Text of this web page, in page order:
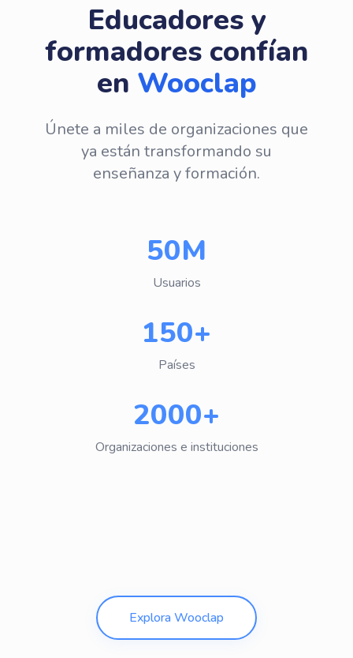
Educadores y
formadores confían
en Wooclap
Únete a miles de organizaciones que
ya están transformando su
enseñanza y formación.
50M
Usuarios
150+
Países
2000+
Organizaciones e instituciones
Explora Wooclap